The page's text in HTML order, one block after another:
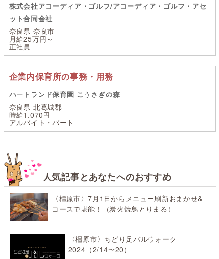
株式会社アコーディア・ゴルフ/アコーディア・ゴルフ・アセ
ット合同会社
奈良県 奈良市
月給25万円～
正社員
企業内保育所の事務・用務
ハートランド保育園 こうさぎの森
奈良県 北葛城郡
時給1,070円
アルバイト・パート
人気記事とあなたへのおすすめ
〈橿原市〉7月1日からメニュー刷新おまかせ&
コースで堪能！（炭火焼鳥とりまる）
〈橿原市〉ちどり足バルウォーク
2024（2/14〜20）